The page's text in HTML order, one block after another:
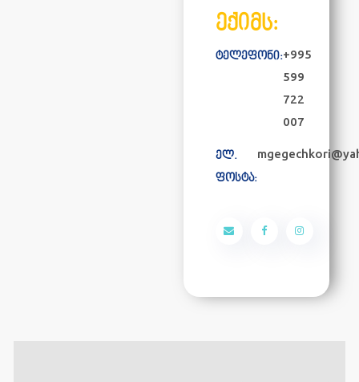
ექიმს:
ტელეფონი:+995
599
722
007
ელ.
ფოსტა: